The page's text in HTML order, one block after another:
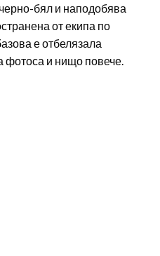
бял и наподобява
от екипа по
е отбелязала
фотоса и нищо повече.